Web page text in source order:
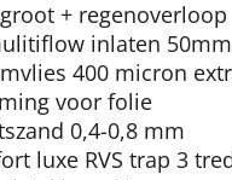
+ regenoverloop
inlaten
400 micron
voor folie
0,4-0,8 mm
luxe RVS trap 3